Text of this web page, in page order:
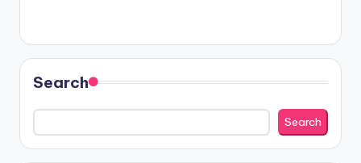
Search
Search